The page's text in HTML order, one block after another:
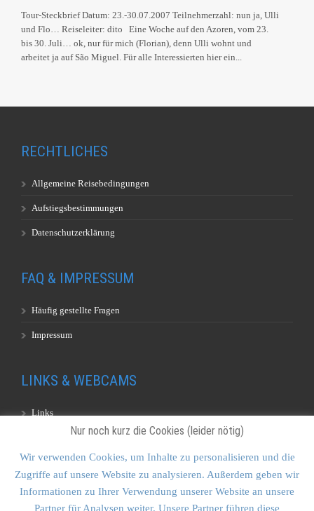
Tour-Steckbrief Datum: 23.-30.07.2007 Teilnehmerzahl: nun ja, Ulli
und Flo… Reiseleiter: dito Eine Woche auf den Azoren, vom 23.
bis 30. Juli… ok, nur für mich (Florian), denn Ulli wohnt und
arbeitet ja auf São Miguel. Für alle Interessierten hier ein...
RECHTLICHES
Allgemeine Reisebedingungen
Aufstiegsbestimmungen
Datenschutzerklärung
FAQ & IMPRESSUM
Häufig gestellte Fragen
Impressum
LINKS & WEBCAMS
Links
KONTAKT & SITEMAP
Nur noch kurz die Cookies (leider nötig)
Wir verwenden Cookies, um Inhalte zu personalisieren und die
Zugriffe auf unsere Website zu analysieren. Außerdem geben wir
Informationen zu Ihrer Verwendung unserer Website an unsere
Partner für Analysen weiter. Unsere Partner führen diese